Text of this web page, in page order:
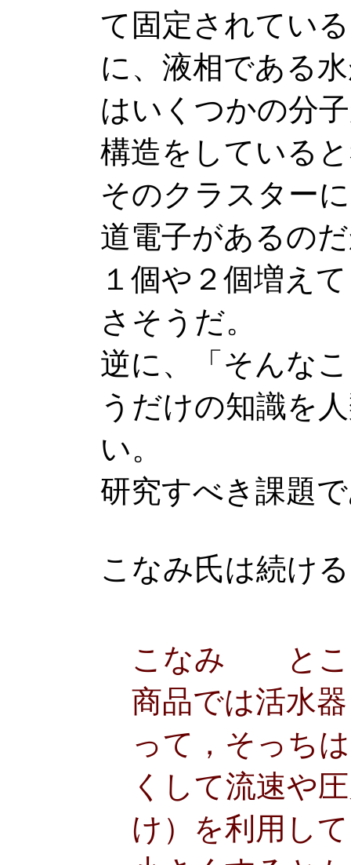
て固定されてい
に、液相である
はいくつかの分
構造をしている
そのクラスター
道電子があるの
１個や２個増え
さそうだ。
逆に、「そんな
うだけの知識を
い。
研究すべき課題
こなみ氏は続け
こなみ とこ
商品では活水
って，そっち
くして流速や
け）を利用し